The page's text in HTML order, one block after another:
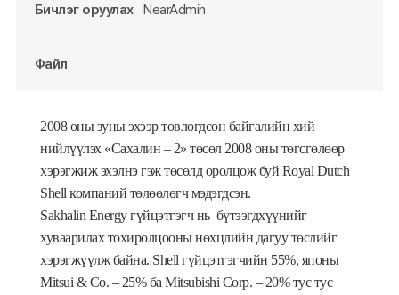
Бичлэг оруулах NearAdmin
Файл
2008оны зуны эхээр товлогдсон байгалийн хий
нийлүүлэх «Сахалин – 2» төсөл 2008 оны төгсгөлөөр
хэрэгжиж эхэлнэ гэж төсөлд оролцож буй Royal Dutch
Shellкомпаний төлөөлөгч мэдэгдсэн.
Sakhalin Energy гүйцэтгэгч нь бүтээгдхүүнийг
хуваарилах тохиролцооны нөхцлийн дагуу төслийг
хэрэгжүүлж байна. Shell гүйцэтгэгчийн 55%, японы
Mitsui & Co. – 25% ба Mitsubishi Corp. – 20% тус тус